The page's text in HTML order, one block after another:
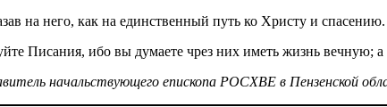
на него, как на единственный путь ко Христу и спасению.
Писания, ибо вы думаете чрез них иметь жизнь вечную;
начальствующего епископа РОСХВЕ в Пензенской